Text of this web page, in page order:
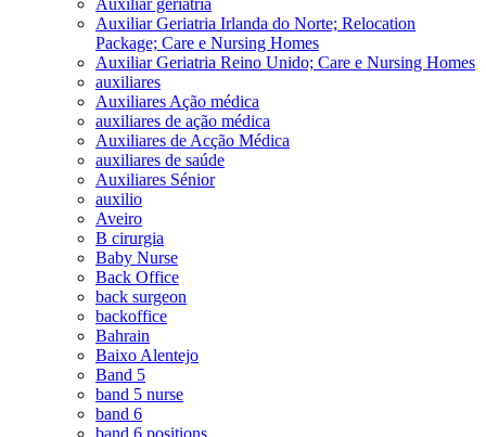
Auxiliar Geriatria Irlanda do Norte; Relocation
Package; Care e Nursing Homes
Auxiliar Geriatria Reino Unido; Care e Nursing Homes
auxiliares
Auxiliares Ação médica
auxiliares de ação médica
Auxiliares de Acção Médica
auxiliares de saúde
Auxiliares Sénior
auxilio
Aveiro
B cirurgia
Baby Nurse
Back Office
back surgeon
backoffice
Bahrain
Baixo Alentejo
Band 5
band 5 nurse
band 6
band 6 positions